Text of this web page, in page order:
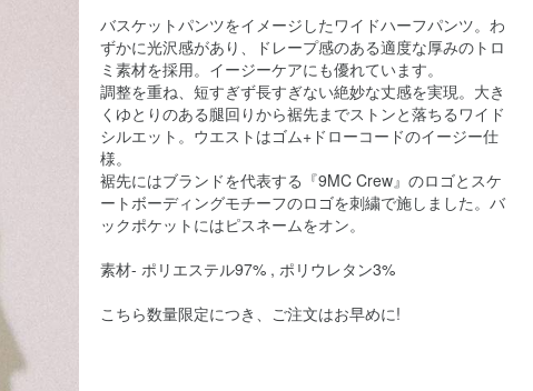
バスケットパンツをイメージしたワイドハーフパンツ。わ
ずかに光沢感があり、ドレープ感のある適度な厚みのトロ
ミ素材を採用。イージーケアにも優れています。
調整を重ね、短すぎず長すぎない絶妙な丈感を実現。大き
くゆとりのある腿回りから裾先までストンと落ちるワイド
シルエット。ウエストはゴム+ドローコードのイージー仕
様。
裾先にはブランドを代表する『9MC Crew』のロゴとスケ
ートボーディングモチーフのロゴを刺繍で施しました。バ
ックポケットにはピスネームをオン。
素材- ポリエステル97% , ポリウレタン3%
こちら数量限定につき、ご注文はお早めに!